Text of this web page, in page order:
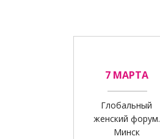
7 МАРТА
Глобальный
женский форум.
Минск